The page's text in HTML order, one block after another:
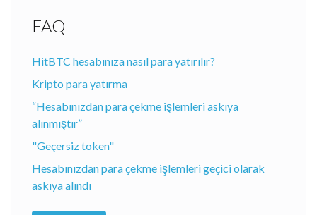
FAQ
HitBTC hesabınıza nasıl para yatırılır?
Kripto para yatırma
“Hesabınızdan para çekme işlemleri askıya
alınmıştır”
"Geçersiz token"
Hesabınızdan para çekme işlemleri geçici olarak
askıya alındı